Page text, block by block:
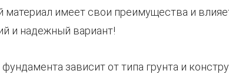
имеет свои преимущества и
и надежный вариант!
зависит от типа грунта и